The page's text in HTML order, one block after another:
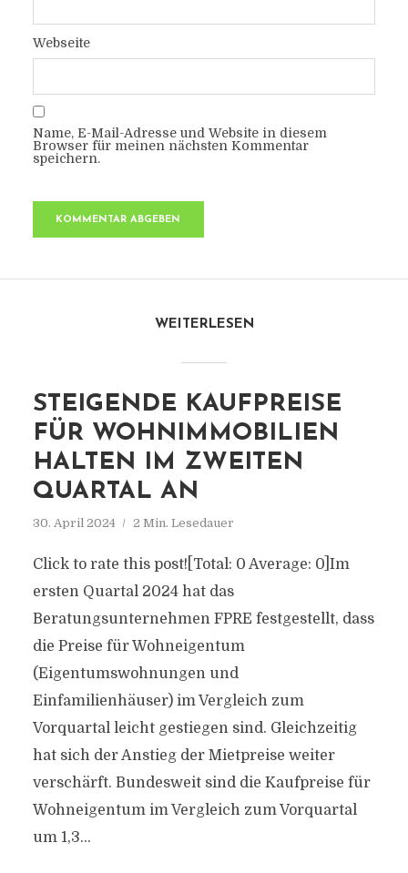
Webseite
Name, E-Mail-Adresse und Website in diesem
Browser für meinen nächsten Kommentar
speichern.
WEITERLESEN
STEIGENDE KAUFPREISE
FÜR WOHNIMMOBILIEN
HALTEN IM ZWEITEN
QUARTAL AN
30. April 2024 2 Min. Lesedauer
Click to rate this post![Total: 0 Average: 0]Im
ersten Quartal 2024 hat das
Beratungsunternehmen FPRE festgestellt, dass
die Preise für Wohneigentum
(Eigentumswohnungen und
Einfamilienhäuser) im Vergleich zum
Vorquartal leicht gestiegen sind. Gleichzeitig
hat sich der Anstieg der Mietpreise weiter
verschärft. Bundesweit sind die Kaufpreise für
Wohneigentum im Vergleich zum Vorquartal
um 1,3...